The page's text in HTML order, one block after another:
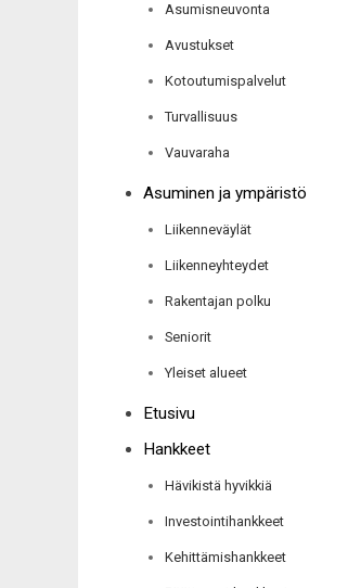
Asumisneuvonta
Avustukset
Kotoutumispalvelut
Turvallisuus
Vauvaraha
Asuminen ja ympäristö
Liikenneväylät
Liikenneyhteydet
Rakentajan polku
Seniorit
Yleiset alueet
Etusivu
Hankkeet
Hävikistä hyvikkiä
Investointihankkeet
Kehittämishankkeet